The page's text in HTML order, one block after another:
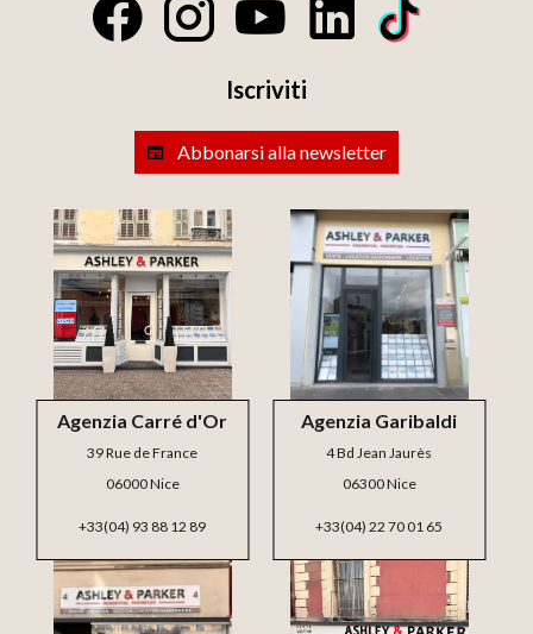
Iscriviti
Abbonarsi alla newsletter
Agenzia Carré d'Or
39 Rue de France
06000 Nice
+33(04) 93 88 12 89
Agenzia Garibaldi
4 Bd Jean Jaurès
06300 Nice
+33(04) 22 70 01 65